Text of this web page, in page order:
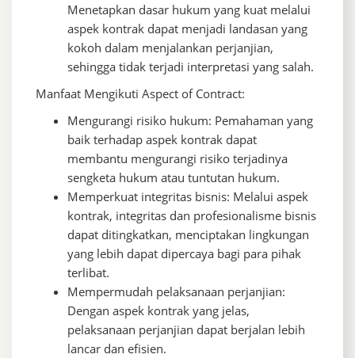
Menetapkan dasar hukum yang kuat melalui
aspek kontrak dapat menjadi landasan yang
kokoh dalam menjalankan perjanjian,
sehingga tidak terjadi interpretasi yang salah.
Manfaat Mengikuti Aspect of Contract:
Mengurangi risiko hukum: Pemahaman yang
baik terhadap aspek kontrak dapat
membantu mengurangi risiko terjadinya
sengketa hukum atau tuntutan hukum.
Memperkuat integritas bisnis: Melalui aspek
kontrak, integritas dan profesionalisme bisnis
dapat ditingkatkan, menciptakan lingkungan
yang lebih dapat dipercaya bagi para pihak
terlibat.
Mempermudah pelaksanaan perjanjian:
Dengan aspek kontrak yang jelas,
pelaksanaan perjanjian dapat berjalan lebih
lancar dan efisien.